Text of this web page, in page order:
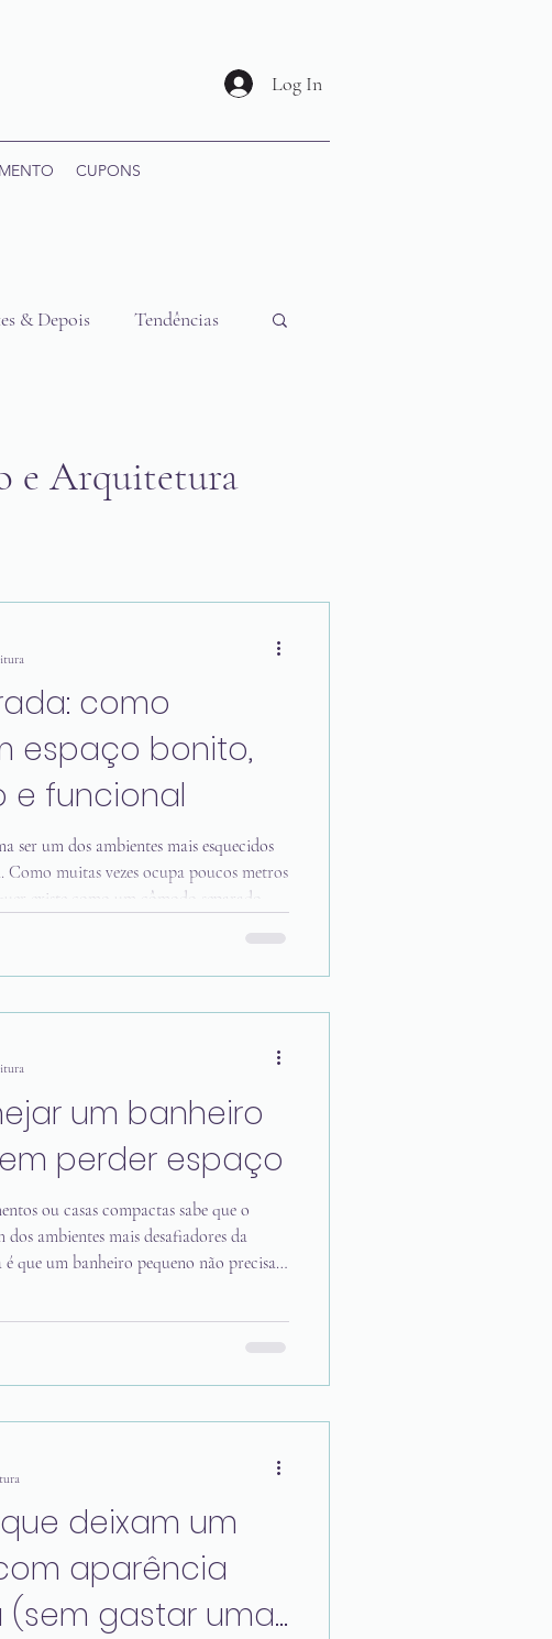
Log In
CUPONS
& Depois Tendências
como
espaço bonito,
e funcional
ser um dos ambientes mais esquecidos
Como muitas vezes ocupa poucos metros
existe como um cômodo separado —,
os sapatos, recebemos uma encomenda e
um banheiro
perder espaço
ou casas compactas sabe que o
ambientes mais desafiadores da
que um banheiro pequeno não precisa
Neste artigo você vai descobrir quais
deixam um
aparência
gastar uma
e Arquitetura